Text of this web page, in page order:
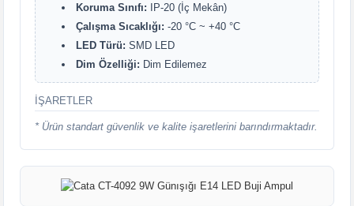
Koruma Sınıfı: IP-20 (İç Mekân)
Çalışma Sıcaklığı: -20 °C ~ +40 °C
LED Türü: SMD LED
Dim Özelliği: Dim Edilemez
İŞARETLER
* Ürün standart güvenlik ve kalite işaretlerini barındırmaktadır.